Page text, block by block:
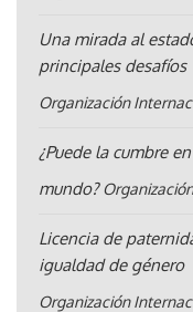
Una mirada al
principales desafíos
Organización
¿Puede la cumbre
mundo?
Licencia de
igualdad de género
Organización